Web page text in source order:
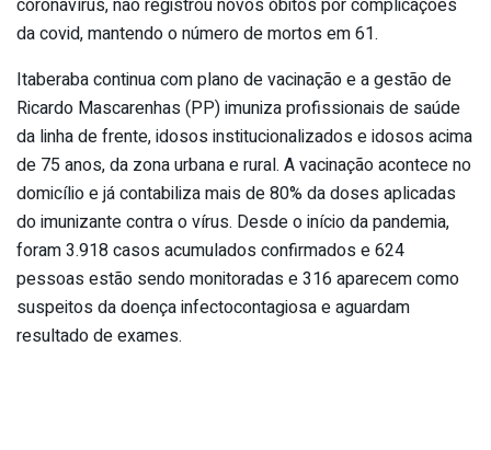
da covid, mantendo o número de mortos em 61.
Itaberaba continua com plano de vacinação e a gestão de
Ricardo Mascarenhas (PP) imuniza profissionais de saúde
da linha de frente, idosos institucionalizados e idosos acima
de 75 anos, da zona urbana e rural. A vacinação acontece no
domicílio e já contabiliza mais de 80% da doses aplicadas
do imunizante contra o vírus. Desde o início da pandemia,
foram 3.918 casos acumulados confirmados e 624
pessoas estão sendo monitoradas e 316 aparecem como
suspeitos da doença infectocontagiosa e aguardam
resultado de exames.